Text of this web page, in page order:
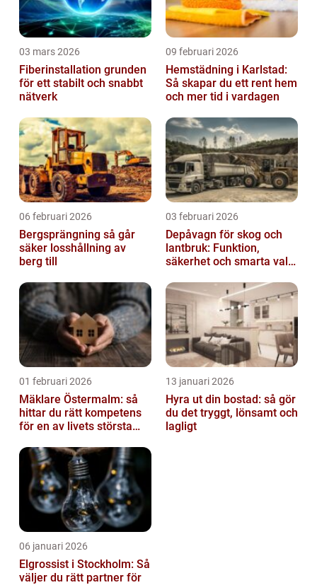
03 mars 2026
Fiberinstallation grunden
för ett stabilt och snabbt
nätverk
09 februari 2026
Hemstädning i Karlstad:
Så skapar du ett rent hem
och mer tid i vardagen
06 februari 2026
Bergsprängning så går
säker losshållning av
berg till
03 februari 2026
Depåvagn för skog och
lantbruk: Funktion,
säkerhet och smarta val
01 februari 2026
Mäklare Östermalm: så
hittar du rätt kompetens
för en av livets största
13 januari 2026
Hyra ut din bostad: så gör
du det tryggt, lönsamt och
lagligt
06 januari 2026
Elgrossist i Stockholm: Så
väljer du rätt partner för